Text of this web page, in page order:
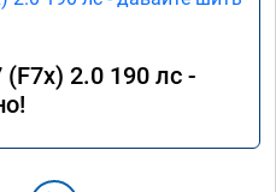
2.0 190 лс -